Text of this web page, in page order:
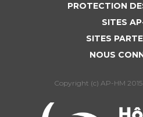
PROTECTION
SITES
SITES
NOUS
Copyright (c) AP-HM